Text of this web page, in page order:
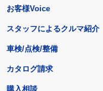
お客様Voice
スタッフによるクルマ紹介
車検/点検/整備
カタログ請求
購入相談